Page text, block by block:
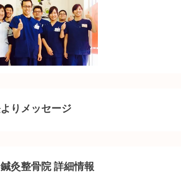
りメッセージ
灸整骨院 詳細情報